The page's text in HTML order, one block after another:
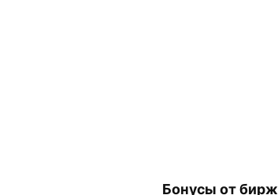
Бонусы от бирж